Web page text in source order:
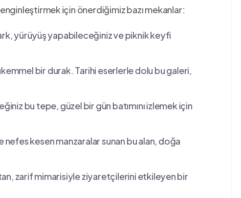
için önerdiğimiz bazı mekanlar:
⁢yürüyüş ⁣yapabileceğiniz ve​ piknik keyfi
bir durak. Tarihi eserlerle dolu bu galeri,
bu tepe, güzel bir gün batımını izlemek için​
nefes kesen manzaralar ‌sunan bu alan, doğa
zarif⁤ mimarisiyle ziyaretçilerini etkileyen⁢ bir